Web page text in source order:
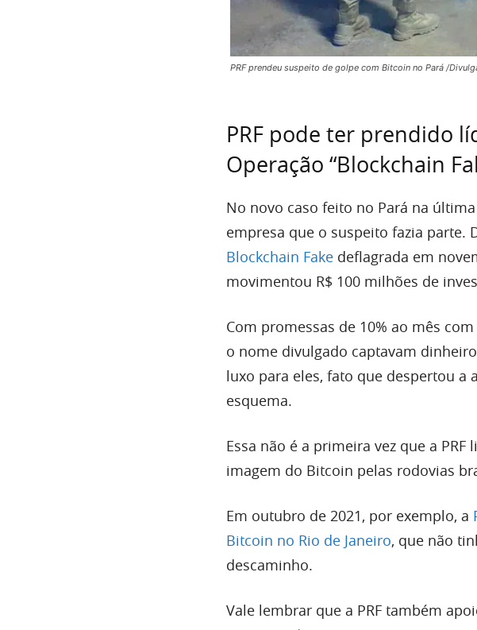
PRF prendeu suspeito de golpe com Bitcoin no Pará /
PRF pode ter prendido
Operação “Blockchain
No novo caso feito no Pará na
empresa que o suspeito fazia parte.
Blockchain Fake deflagrada em
movimentou R$ 100 milhões de
Com promessas de 10% ao mês
o nome divulgado captavam
luxo para eles, fato que despertou a
esquema.
Essa não é a primeira vez que a
imagem do Bitcoin pelas rodovias
Em outubro de 2021, por exemplo, a
Bitcoin no Rio de Janeiro, que não
descaminho.
Vale lembrar que a PRF também